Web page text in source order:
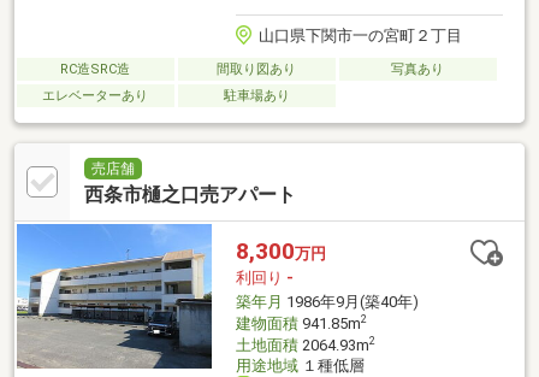
山口県下関市一の宮町２丁目
RC造SRC造 間取り図あり
写真あり
エレベーターあり
駐車場あり
売店舗
西条市樋之口売アパート
8,300万円
利回り -
築年月 1986年9月(築40年)
建物面積941.85m2
土地面積2064.93m2
用途地域１種低層